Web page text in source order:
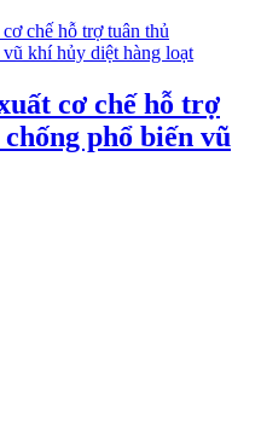
cơ chế hỗ trợ
phổ biến vũ